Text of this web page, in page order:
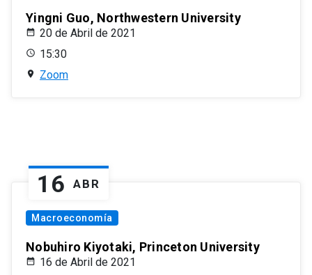
Yingni Guo, Northwestern University
20 de Abril de 2021
15:30
Zoom
16 ABR
Macroeconomía
Nobuhiro Kiyotaki, Princeton University
16 de Abril de 2021